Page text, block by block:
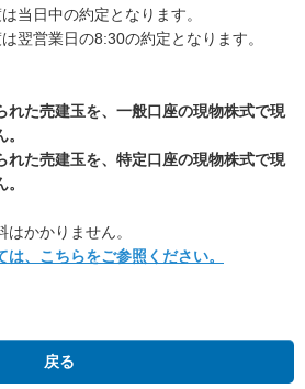
当日中の約定となります。
翌営業日の8:30の約定となります。
れた売建玉を、一般口座の現物株式で現
れた売建玉を、特定口座の現物株式で現
かかりません。
、こちらをご参照ください。
戻る